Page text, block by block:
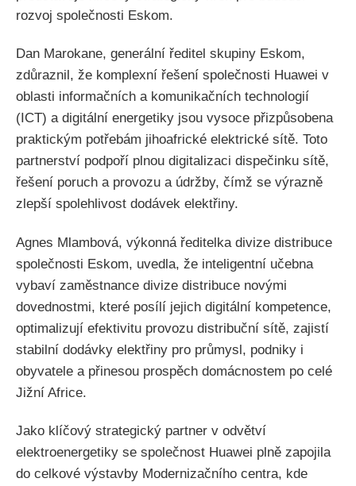
rozvoj společnosti Eskom.
Dan Marokane, generální ředitel skupiny Eskom,
zdůraznil, že komplexní řešení společnosti Huawei v
oblasti informačních a komunikačních technologií
(ICT) a digitální energetiky jsou vysoce přizpůsobena
praktickým potřebám jihoafrické elektrické sítě. Toto
partnerství podpoří plnou digitalizaci dispečinku sítě,
řešení poruch a provozu a údržby, čímž se výrazně
zlepší spolehlivost dodávek elektřiny.
Agnes Mlambová, výkonná ředitelka divize distribuce
společnosti Eskom, uvedla, že inteligentní učebna
vybaví zaměstnance divize distribuce novými
dovednostmi, které posílí jejich digitální kompetence,
optimalizují efektivitu provozu distribuční sítě, zajistí
stabilní dodávky elektřiny pro průmysl, podniky i
obyvatele a přinesou prospěch domácnostem po celé
Jižní Africe.
Jako klíčový strategický partner v odvětví
elektroenergetiky se společnost Huawei plně zapojila
do celkové výstavby Modernizačního centra, kde